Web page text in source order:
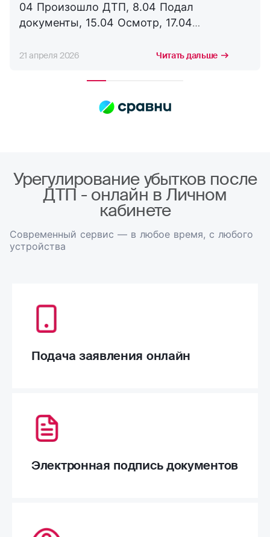
04 Произошло ДТП, 8.04 Подал
документы, 15.04 Осмотр, 17.04
сотрудничать с компанией дальше,
21 апреля 2026 Читать дальше
Урегулирование убытков после
ДТП - онлайн в Личном
кабинете
Современный сервис — в любое время, с любого
устройства
Подача заявления онлайн
Электронная подпись документов